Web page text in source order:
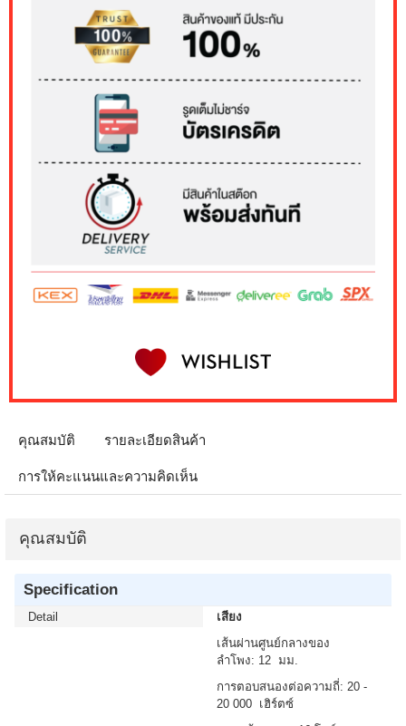
คุณสมบัติ รายละเอียดสินค้า
การให้คะแนนและความคิดเห็น
คุณสมบัติ
Specification
Detail
เสียง
เส้นผ่านศูนย์กลางของ
ลำโพง: 12 มม.
การตอบสนองต่อความถี่: 20 -
20 000 เฮิร์ตซ์